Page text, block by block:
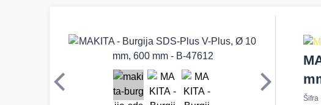
Prethodni Sledeći
Šifra